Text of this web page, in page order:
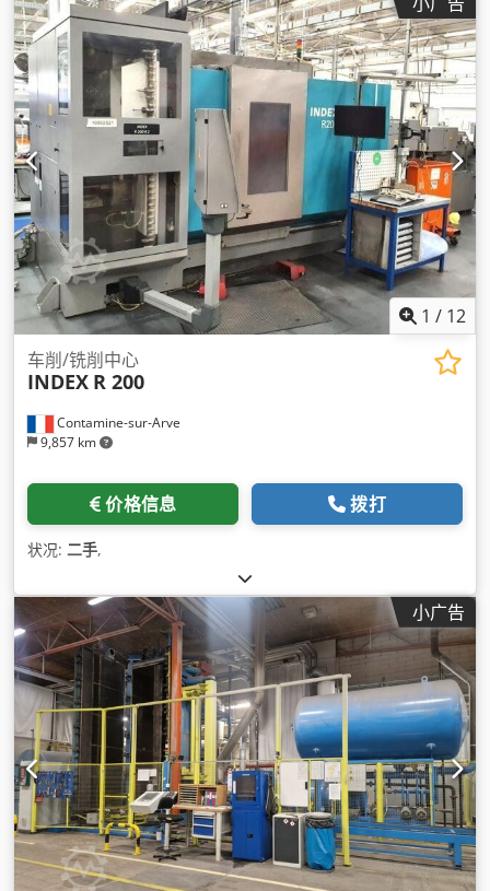
1 / 12
Contamine-sur-Arve
9,857 km
车削/铣削中心
INDEX R 200
价格信息 拨打
状况: 二手,
小广告